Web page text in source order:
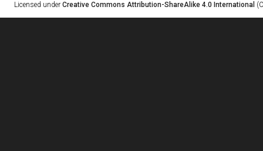
Licensed under Creative Commons Attribution-ShareAlike 4.0 International